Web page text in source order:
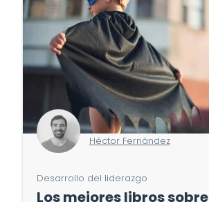
Héctor Fernández
Desarrollo del liderazgo
Los mejores libros sobre